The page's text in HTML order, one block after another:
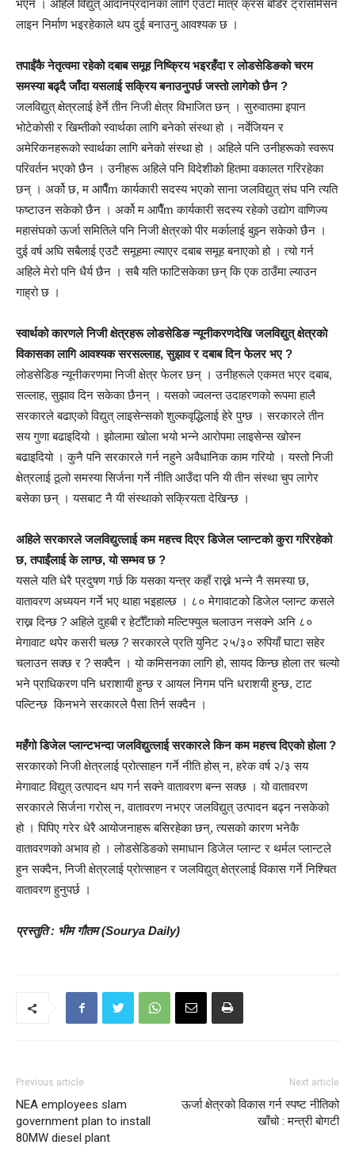
भएन । अहिले विद्युत् आदानप्रदानका लागि एउटा मात्र क्रस बोर्डर ट्रासमिसन
लाइन निर्माण भइरहेकाले थप दुई बनाउनु आवश्यक छ ।
तपाईंकै नेतृत्वमा रहेको दबाब समूह निष्क्रिय भइरहँदा र लोडसेडिङको चरम
समस्या बढ्दै जाँदा यसलाई सक्रिय बनाउनुपर्छ जस्तो लागेको छैन ?
जलविद्युत् क्षेत्रलाई हेर्ने तीन निजी क्षेत्र विभाजित छन् । सुरुवातमा इपान
भोटेकोसी र खिम्तीको स्वार्थका लागि बनेको संस्था हो । नर्वेजियन र
अमेरिकनहरूको स्वार्थका लागि बनेको संस्था हो । अहिले पनि उनीहरूको स्वरूप
परिवर्तन भएको छैन । उनीहरू अहिले पनि विदेशीको हितमा वकालत गरिरहेका
छन् । अर्को छ, म आपैँm कार्यकारी सदस्य भएको साना जलविद्युत् संघ पनि त्यति
फष्टाउन सकेको छैन । अर्को म आपैँm कार्यकारी सदस्य रहेको उद्योग वाणिज्य
महासंघको ऊर्जा समितिले पनि निजी क्षेत्रको पीर मर्कालाई बुझ्न सकेको छैन ।
दुई वर्ष अघि सबैलाई एउटै समूहमा ल्याएर दबाब समूह बनाएको हो । त्यो गर्न
अहिले मेरो पनि धैर्य छैन । सबै यति फाटिसकेका छन् कि एक ठाउँमा ल्याउन
गाह्रो छ ।
स्वार्थको कारणले निजी क्षेत्रहरू लोडसेडिङ न्यूनीकरणदेखि जलविद्युत् क्षेत्रको
विकासका लागि आवश्यक सरसल्लाह, सुझाव र दबाब दिन फेलर भए ?
लोडसेडिङ न्यूनीकरणमा निजी क्षेत्र फेलर छन् । उनीहरूले एकमत भएर दबाब,
सल्लाह, सुझाव दिन सकेका छैनन् । यसको ज्वलन्त उदाहरणको रूपमा हालै
सरकारले बढाएको विद्युत् लाइसेन्सको शुल्कवृद्धिलाई हेरे पुग्छ । सरकारले तीन
सय गुणा बढाइदियो । झोलामा खोला भयो भन्ने आरोपमा लाइसेन्स खोस्न
बढाइदियो । कुनै पनि सरकारले गर्न नहुने अवैधानिक काम गरियो । यस्तो निजी
क्षेत्रलाई ठूलो समस्या सिर्जना गर्ने नीति आउँदा पनि यी तीन संस्था चुप लागेर
बसेका छन् । यसबाट नै यी संस्थाको सक्रियता देखिन्छ ।
अहिले सरकारले जलविद्युत्लाई कम महत्त्व दिएर डिजेल प्लान्टको कुरा गरिरहेको
छ, तपाईंलाई के लाग्छ, यो सम्भव छ ?
यसले यति धेरै प्रदुषण गर्छ कि यसका यन्त्र कहाँ राख्ने भन्ने नै समस्या छ,
वातावरण अध्ययन गर्ने भए थाहा भइहाल्छ । ८० मेगावाटको डिजेल प्लान्ट कसले
राख्न दिन्छ ? अहिले दुहबी र हेटौँटाको मल्टिफ्युल चलाउन नसक्ने अनि ८०
मेगावाट थपेर कसरी चल्छ ? सरकारले प्रति युनिट २५/३० रुपियाँ घाटा सहेर
चलाउन सक्छ र ? सक्दैन । यो कमिसनका लागि हो, सायद किन्छ होला तर चल्यो
भने प्राधिकरण पनि धराशायी हुन्छ र आयल निगम पनि धराशयी हुन्छ, टाट
पल्टिन्छ किनभने सरकारले पैसा तिर्न सक्दैन ।
महँगो डिजेल प्लान्टभन्दा जलविद्युत्लाई सरकारले किन कम महत्त्व दिएको होला ?
सरकारको निजी क्षेत्रलाई प्रोत्साहन गर्ने नीति होस् न, हरेक वर्ष २/३ सय
मेगावाट विद्युत् उत्पादन थप गर्न सक्ने वातावरण बन्न सक्छ । यो वातावरण
सरकारले सिर्जना गरोस् न, वातावरण नभएर जलविद्युत् उत्पादन बढ्न नसकेको
हो । पिपिए गरेर धेरै आयोजनाहरू बसिरहेका छन्, त्यसको कारण भनेकै
वातावरणको अभाव हो । लोडसेडिङको समाधान डिजेल प्लान्ट र थर्मल प्लान्टले
हुन सक्दैन, निजी क्षेत्रलाई प्रोत्साहन र जलविद्युत् क्षेत्रलाई विकास गर्ने निश्चित
वातावरण हुनुपर्छ ।
प्रस्तुति : भीम गौतम (Sourya Daily)
Previous article
NEA employees slam
government plan to install
80MW diesel plant
Next article
ऊर्जा क्षेत्रको विकास गर्न स्पष्ट नीतिको
खाँचो : मन्त्री बोगटी